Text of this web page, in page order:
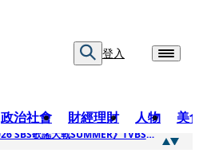
登入
政治社會 財經理財 人物 美
邊看偶像邊拚韓國行 《2026 SBS歌謠大戰SUMMER》TVBS直播祭追星福利